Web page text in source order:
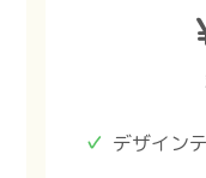
デザイン